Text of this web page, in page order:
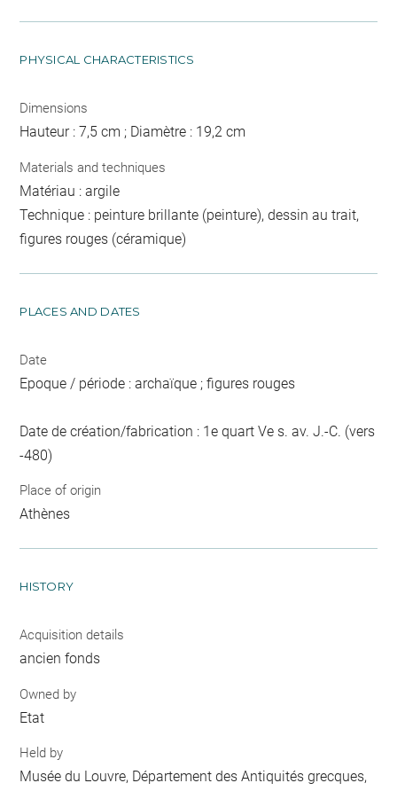
PHYSICAL CHARACTERISTICS
Dimensions
Hauteur : 7,5 cm ; Diamètre : 19,2 cm
Materials and techniques
Matériau : argile
Technique : peinture brillante (peinture), dessin au trait,
figures rouges (céramique)
PLACES AND DATES
Date
Epoque / période : archaïque ; figures rouges
Date de création/fabrication : 1e quart Ve s. av. J.-C. (vers
-480)
Place of origin
Athènes
HISTORY
Acquisition details
ancien fonds
Owned by
Etat
Held by
Musée du Louvre, Département des Antiquités grecques,